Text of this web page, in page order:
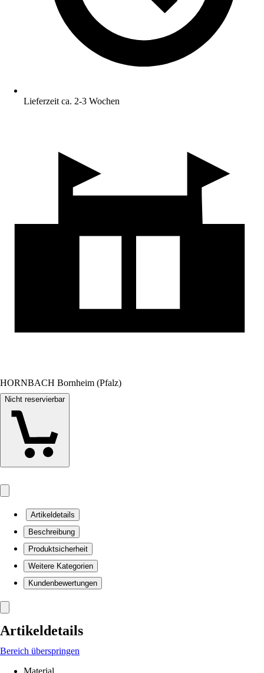
Lieferzeit ca. 2-3 Wochen
HORNBACH Bornheim (Pfalz)
Nicht reservierbar
Artikeldetails
Beschreibung
Produktsicherheit
Weitere Kategorien
Kundenbewertungen
Artikeldetails
Bereich überspringen
Material